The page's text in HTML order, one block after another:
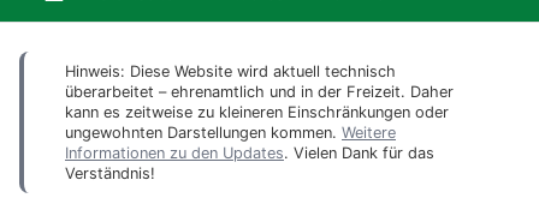
Hinweis: Diese Website wird aktuell technisch
überarbeitet – ehrenamtlich und in der Freizeit. Daher
kann es zeitweise zu kleineren Einschränkungen oder
ungewohnten Darstellungen kommen. Weitere
Informationen zu den Updates. Vielen Dank für das
Verständnis!